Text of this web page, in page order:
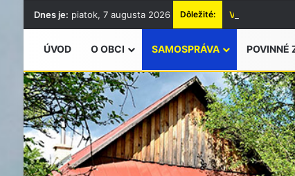
Dnes je: piatok, 7 augusta 2026 Dôležité: Vyhlásenie
ÚVOD O OBCI SAMOSPRÁVA POVINNÉ